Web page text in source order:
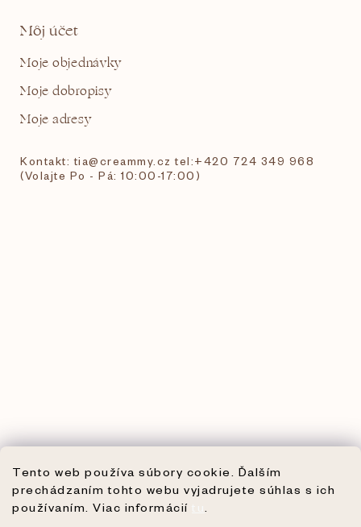
Tento web používa súbory cookie. Ďalším
prechádzaním tohto webu vyjadrujete súhlas s ich
používaním. Viac informácií
Môj účet
Moje objednávky
Moje dobropisy
Moje adresy
Kontakt: tia@creammy.cz tel:+420 724 349 968
(Volajte Po - Pá: 10:00-17:00)